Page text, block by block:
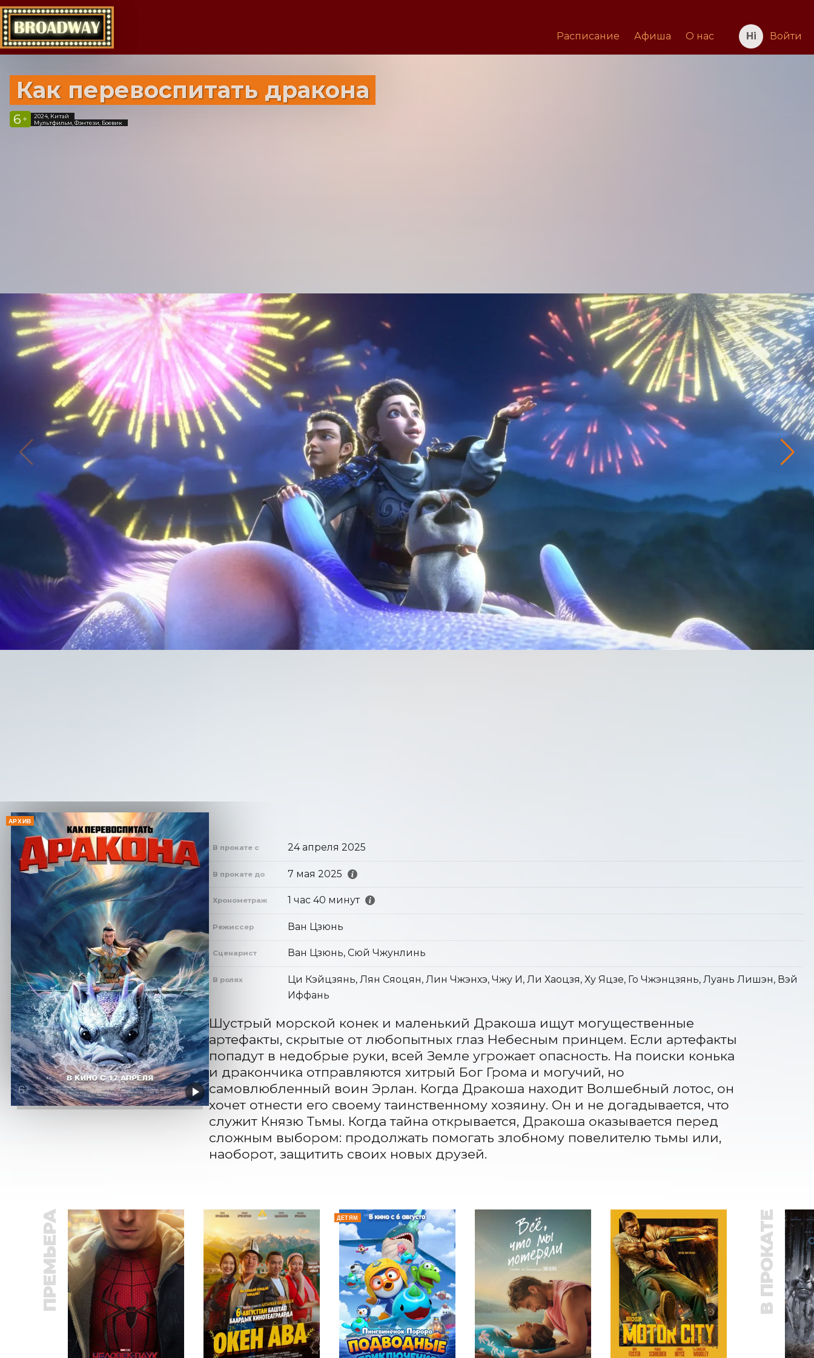
Расписание Афиша О нас Войти
Как перевоспитать дракона
6 +
2024, Китай
Мультфильм, Фэнтези, Боевик
АРХИВ
В прокате с 24 апреля 2025
В прокате до 7 мая 2025
Хронометраж 1 час 40 минут
Режиссер Ван Цзюнь
Сценарист Ван Цзюнь, Сюй Чжунлинь
В ролях
Ци Кэйцзянь, Лян Сяоцян, Лин Чжэнхэ, Чжу И, Ли Хаоцзя, Ху Яцзе, Го Чжэнцзянь, Луань Лишэн, Вэй
Иффань
Шустрый морской конек и маленький Дракоша ищут могущественные
артефакты, скрытые от любопытных глаз Небесным принцем. Если артефакты
попадут в недобрые руки, всей Земле угрожает опасность. На поиски конька
и дракончика отправляются хитрый Бог Грома и могучий, но
самовлюбленный воин Эрлан. Когда Дракоша находит Волшебный лотос, он
хочет отнести его своему таинственному хозяину. Он и не догадывается, что
служит Князю Тьмы. Когда тайна открывается, Дракоша оказывается перед
сложным выбором: продолжать помогать злобному повелителю тьмы или,
наоборот, защитить своих новых друзей.
ПРЕМЬЕРА ДЕТЯМ В ПРОКАТЕ